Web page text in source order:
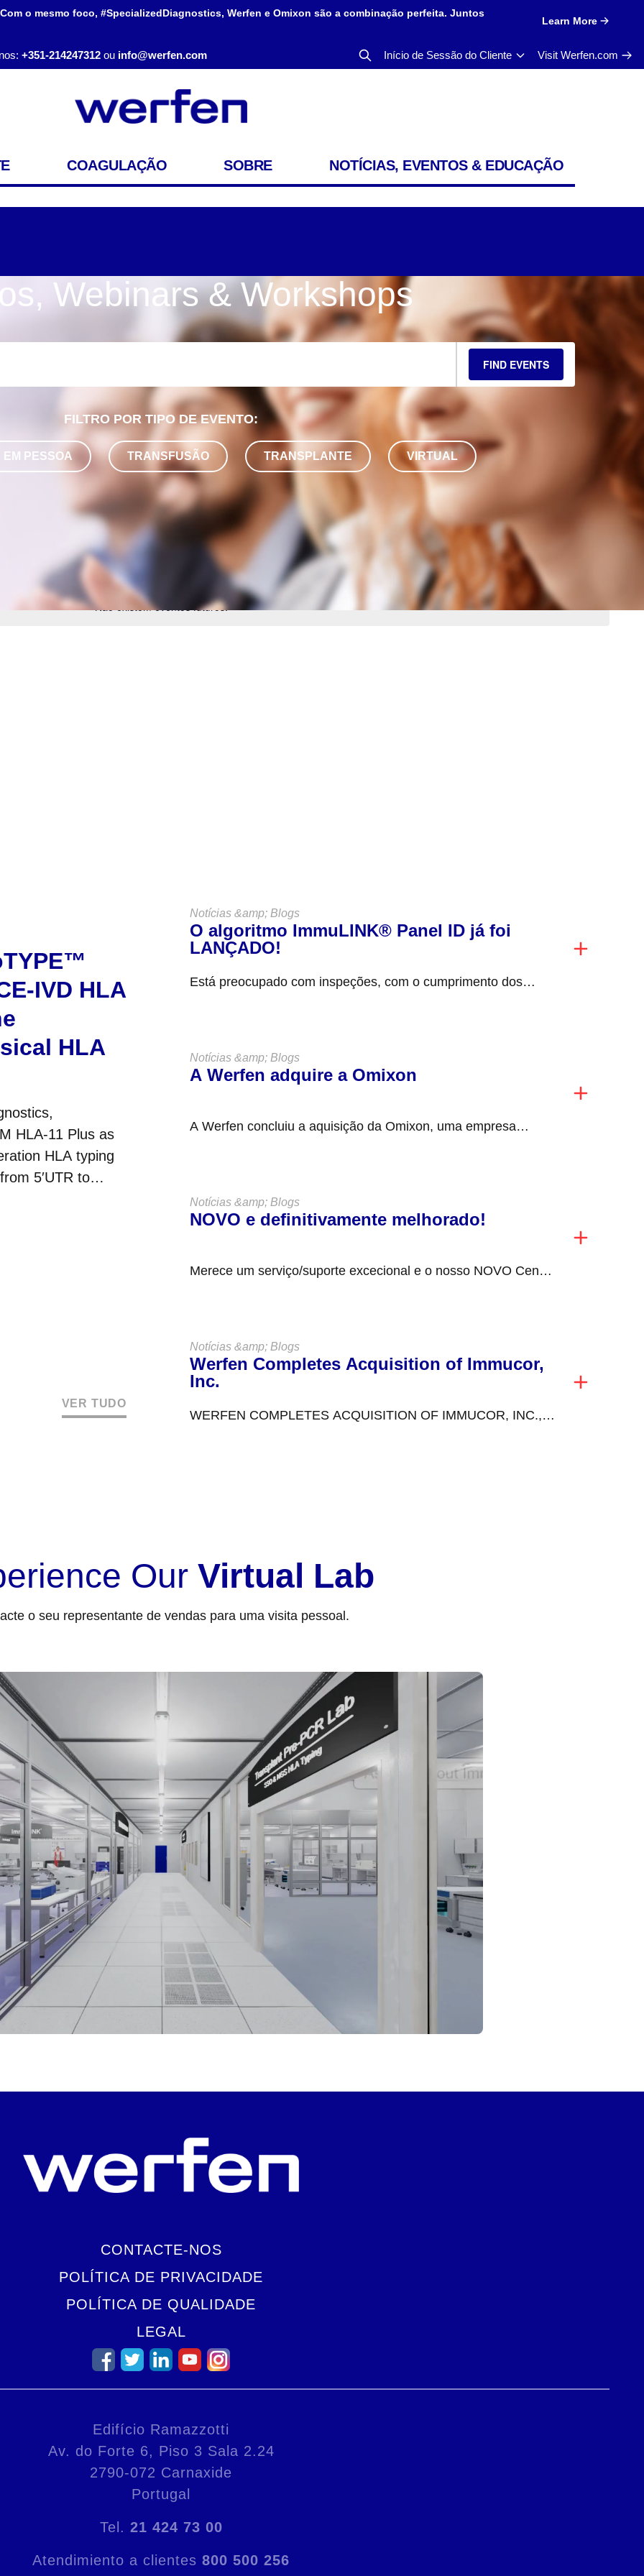
o mesmo foco, #SpecializedDiagnostics, Werfen e Omixon são a combinação perfeita. Juntos
Learn More
+351-214247312 ou info@werfen.com Início de Sessão do Cliente Visit Werfen.com
COAGULAÇÃO SOBRE NOTÍCIAS, EVENTOS & EDUCAÇÃO
Não existem eventos futuros.
Webinars & Workshops
FIND EVENTS
FILTRO POR TIPO DE EVENTO:
EM PESSOA TRANSFUSÃO TRANSPLANTE VIRTUAL
IVD HLA
HLA
HLA-11 Plus as
HLA typing
5′UTR to
VER TUDO
Notícias &amp; Blogs
O algoritmo ImmuLINK® Panel ID já foi
LANÇADO!
Está preocupado com inspeções, com o cumprimento dos
Notícias &amp; Blogs
A Werfen adquire a Omixon
A Werfen concluiu a aquisição da Omixon, uma empresa
Notícias &amp; Blogs
NOVO e definitivamente melhorado!
Merece um serviço/suporte excecional e o nosso NOVO Centro
Notícias &amp; Blogs
Werfen Completes Acquisition of Immucor,
Inc.
WERFEN COMPLETES ACQUISITION OF IMMUCOR, INC.,
Our Virtual Lab
o seu representante de vendas para uma visita pessoal.
CONTACTE-NOS
POLÍTICA DE PRIVACIDADE
POLÍTICA DE QUALIDADE
LEGAL
Edifício Ramazzotti
Av. do Forte 6, Piso 3 Sala 2.24
2790-072 Carnaxide
Portugal
Tel. 21 424 73 00
Atendimiento a clientes 800 500 256